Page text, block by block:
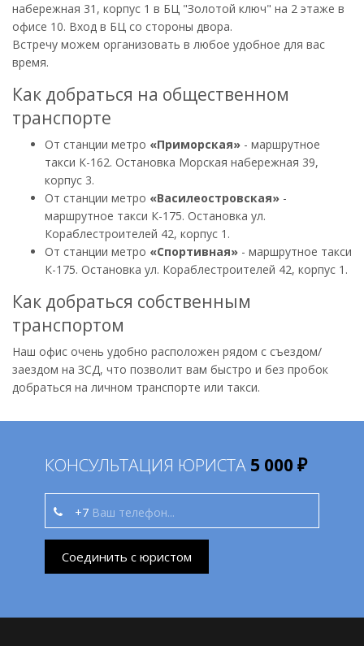
набережная 31, корпус 1 в БЦ "Золотой ключ" на 2 этаже в
офисе 10. Вход в БЦ со стороны двора.
Встречу можем организовать в любое удобное для вас
время.
Как добраться на общественном
транспорте
От станции метро «Приморская» - маршрутное
такси К-162. Остановка Морская набережная 39,
корпус 3.
От станции метро «Василеостровская» -
маршрутное такси К-175. Остановка ул.
Кораблестроителей 42, корпус 1.
От станции метро «Спортивная» - маршрутное такси
К-175. Остановка ул. Кораблестроителей 42, корпус 1.
Как добраться собственным
транспортом
Наш офис очень удобно расположен рядом с съездом/
заездом на ЗСД, что позволит вам быстро и без пробок
добраться на личном транспорте или такси.
КОНСУЛЬТАЦИЯ ЮРИСТА 5 000 ₽
+7
Соединить с юристом